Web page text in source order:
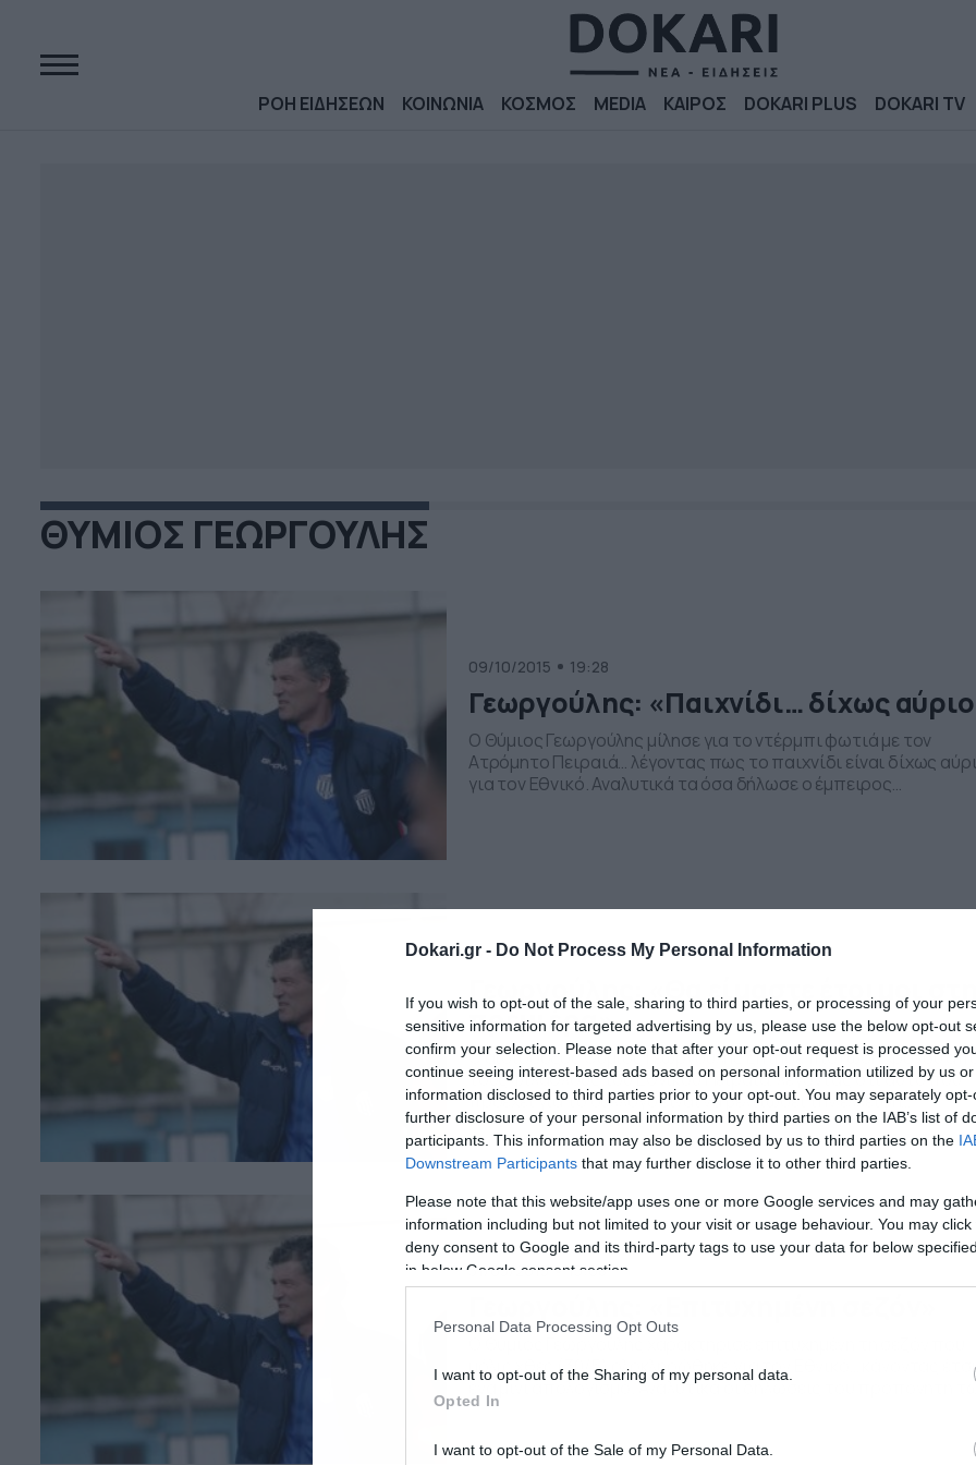
Dokari.gr - Do Not Process My Personal Information
If you wish to opt-out of the sale, sharing to third parties, or processing of your
sensitive information for targeted advertising by us, please use the below opt-out
confirm your selection. Please note that after your opt-out request is processed
continue seeing interest-based ads based on personal information utilized by us
information disclosed to third parties prior to your opt-out. You may separately
further disclosure of your personal information by third parties on the IAB’s list of
participants. This information may also be disclosed by us to third parties on the
Downstream Participants that may further disclose it to other third parties.
Please note that this website/app uses one or more Google services and may
information including but not limited to your visit or usage behaviour. You may
deny consent to Google and its third-party tags to use your data for below
in below Google consent section.
Personal Data Processing Opt Outs
I want to opt-out of the Sharing of my personal data.
Opted In
I want to opt-out of the Sale of my Personal Data.
ΡΟΗ ΕΙΔΗΣΕΩΝ ΚΟΙΝΩΝΙΑ ΚΟΣΜΟΣ MEDIA ΚΑΙΡΟΣ DOKARI PLUS DOKARI TV
ΘΥΜΙΟΣ ΓΕΩΡΓΟΥΛΗΣ
09/10/2015 19:28
Γεωργούλης: «Παιχνίδι… δίχως
Ο Θύμιος Γεωργούλης μίλησε για το ντέρμπι φωτιά με τον
Ατρόμητο Πειραιά… λέγοντας πως το παιχνίδι είναι δίχως
για τον Εθνικό. Αναλυτικά τα όσα δήλωσε ο έμπειρος
27/08/2015 16:46
Γεωργούλης: «Θα είμαστε έτοιμοι στην
πρεμιέρα»
Ο αισιόδοξος Θύμιος Γεωργούλης ζήτησε πίστωση χρόνου
τους φιλάθλους του Εθνικού Πειραιά, λέγοντας ότι αυτό που
προέχει για το σύλλογο είναι να βελτιώσει την έλλειψη
ομοιογένειας. Αναλυτικά οι δηλώσεις του Έλληνα κόουτς μετά
φιλική νίκη (3-1) των «μπλε» επί του Αιγάλεω: «Έχουμε κάνει
σχεδόν τέσσερις εβδομάδες προετοιμασία. Προσπαθούμε να
31/05/2015 15:08
μόλις χθες (30/5) ολοκληρώθηκε για τον Εθνικό… κάνοντας
ένα μίνι απολογισμό. Αναλυτικά οι δηλώσεις του προπονητή
«κυανόλευκων» μετά το 1-1 με τον Ιωνικό στο γήπεδο του
δούμε ότι ανέλαβα την ομάδα πριν το ματς με τον […]